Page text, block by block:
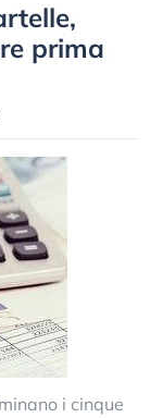
prima
i cinque